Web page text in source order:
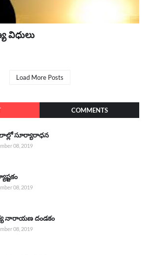
విధులు
Load More Posts
COMMENTS
సూర్యారాధన
08, 2019
08, 2019
నారాయణ దండకం
08, 2019